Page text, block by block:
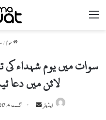
ھوم /
سوات میں یوم شہداء کی
لائن میں دعا
ایڈیٹر اگست 4, 2017